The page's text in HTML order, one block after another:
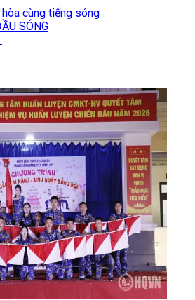
cùng tiếng sóng
SÓNG